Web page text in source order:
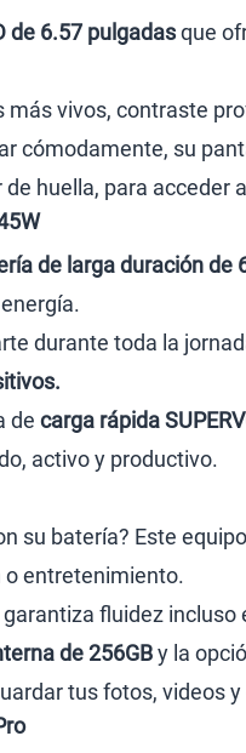
de 6.57 pulgadasque
vivos, contraste
cómodamente, su
huella, para acceder
de larga duración de
durante toda la
de carga rápida
activo y productivo.
su batería? Este
o entretenimiento.
garantiza fluidez incluso
de 256GBy la
tus fotos, videos